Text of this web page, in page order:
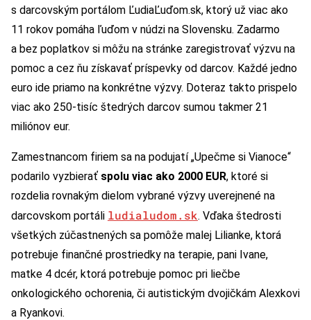
s darcovským portálom ĽudiaĽuďom.sk, ktorý už viac ako
11 rokov pomáha ľuďom v núdzi na Slovensku. Zadarmo
a bez poplatkov si môžu na stránke zaregistrovať výzvu na
pomoc a cez ňu získavať príspevky od darcov. Každé jedno
euro ide priamo na konkrétne výzvy. Doteraz takto prispelo
viac ako 250-tisíc štedrých darcov sumou takmer 21
miliónov eur.
Zamestnancom firiem sa na podujatí „Upečme si Vianoce“
podarilo vyzbierať spolu viac ako 2000 EUR, ktoré si
rozdelia rovnakým dielom vybrané výzvy uverejnené na
darcovskom portáli ludialudom.sk. Vďaka štedrosti
všetkých zúčastnených sa pomôže malej Lilianke, ktorá
potrebuje finančné prostriedky na terapie, pani Ivane,
matke 4 dcér, ktorá potrebuje pomoc pri liečbe
onkologického ochorenia, či autistickým dvojičkám Alexkovi
a Ryankovi.